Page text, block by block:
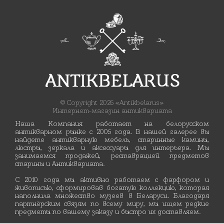
© Copyright 2026 «Antikbelarus»
Интернет-магазин антиквариата
Наша Компания работает на белорусском
антикварном рынке с 2005 года. В нашей галерее вы
найдете антикварную мебель, старинные камины,
люстры, зеркала и аксессуары для интерьера. Мы
занимаемся продажей, реставрацией предметов
старины и Антиквариата.
С 2010 года мы активно работаем с фарфором и
живописью, сформировав богатую коллекцию, которая
наполнила множество музеев в Беларуси. Благодаря
партнёрским связям по всему миру, мы ищем редкие
предметы по вашему заказу и быстро их доставляем.